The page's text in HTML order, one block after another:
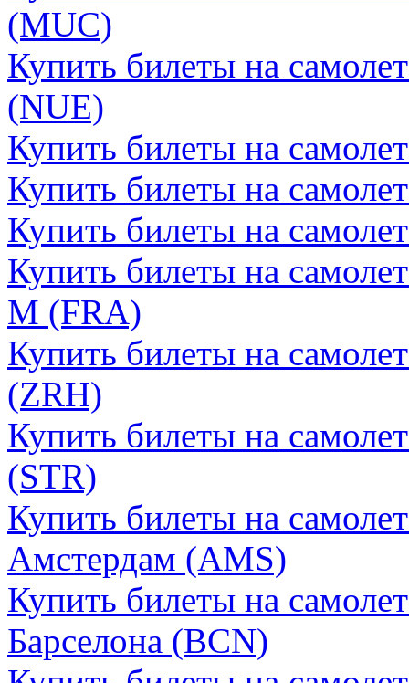
(MUC)
Купить билеты на
(NUE)
Купить билеты на
Купить билеты на
Купить билеты на
Купить билеты на
М (FRA)
Купить билеты на
(ZRH)
Купить билеты на
(STR)
Купить билеты на
Амстердам (AMS)
Купить билеты на
Барселона (BCN)